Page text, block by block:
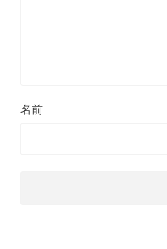
名前